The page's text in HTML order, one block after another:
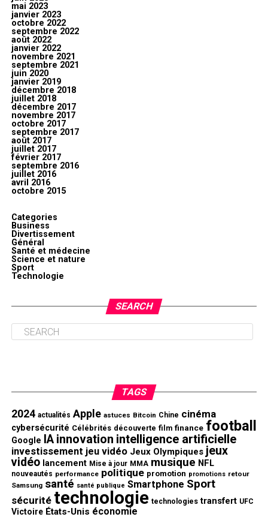
mai 2023
janvier 2023
octobre 2022
septembre 2022
août 2022
janvier 2022
novembre 2021
septembre 2021
juin 2020
janvier 2019
décembre 2018
juillet 2018
décembre 2017
novembre 2017
octobre 2017
septembre 2017
août 2017
juillet 2017
février 2017
septembre 2016
juillet 2016
avril 2016
octobre 2015
Categories
Business
Divertissement
Général
Santé et médecine
Science et nature
Sport
Technologie
SEARCH
TAGS
2024 actualités Apple astuces Bitcoin Chine cinéma
cybersécurité Célébrités découverte film finance football
Google IA innovation intelligence artificielle
investissement jeu vidéo Jeux Olympiques jeux
vidéo lancement Mise à jour MMA musique NFL
nouveautés performance politique promotion promotions retour
Samsung santé santé publique Smartphone Sport
sécurité technologie technologies transfert UFC
Victoire États-Unis économie